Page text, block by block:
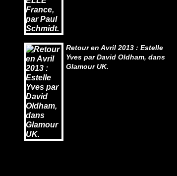
Retour en Avril 2013 : Estelle
Yves par David Oldham, dans
Glamour UK.